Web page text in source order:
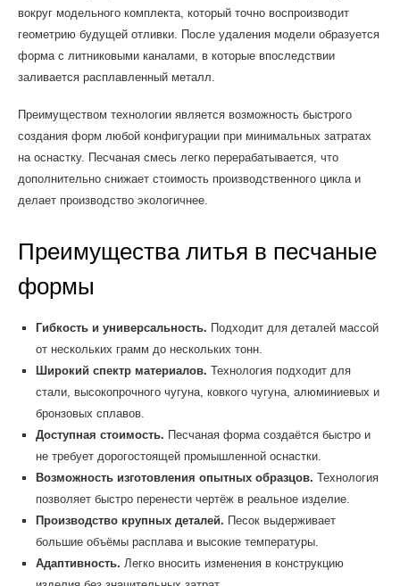
вокруг модельного комплекта, который точно воспроизводит
геометрию будущей отливки. После удаления модели образуется
форма с литниковыми каналами, в которые впоследствии
заливается расплавленный металл.
Преимуществом технологии является возможность быстрого
создания форм любой конфигурации при минимальных затратах
на оснастку. Песчаная смесь легко перерабатывается, что
дополнительно снижает стоимость производственного цикла и
делает производство экологичнее.
Преимущества литья в песчаные
формы
Гибкость и универсальность. Подходит для деталей массой
от нескольких грамм до нескольких тонн.
Широкий спектр материалов. Технология подходит для
стали, высокопрочного чугуна, ковкого чугуна, алюминиевых и
бронзовых сплавов.
Доступная стоимость. Песчаная форма создаётся быстро и
не требует дорогостоящей промышленной оснастки.
Возможность изготовления опытных образцов. Технология
позволяет быстро перенести чертёж в реальное изделие.
Производство крупных деталей. Песок выдерживает
большие объёмы расплава и высокие температуры.
Адаптивность. Легко вносить изменения в конструкцию